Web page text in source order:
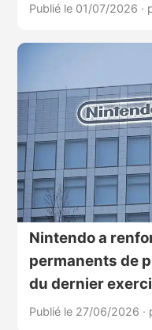
Publié le 01/07/2026 ·
Nintendo a
permanents de
du dernier
Publié le 27/06/2026 ·